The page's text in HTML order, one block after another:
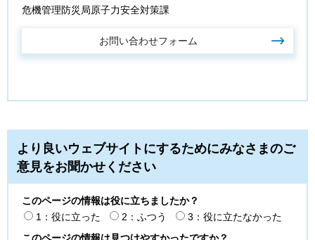
危機管理防災局原子力安全対策課
より良いウェブサイトにするためにみなさまのご
意見をお聞かせください
このページの情報は役に立ちましたか？
1：役に立った
2：ふつう
3：役に立たなかった
このページの情報は見つけやすかったですか？